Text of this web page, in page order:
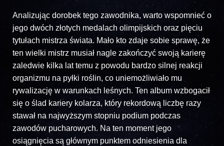
Analizując dorobek tego zawodnika, warto wspomnieć o
jego dwóch złotych medalach olimpijskich oraz pięciu
tytułach mistrza świata. Mało kto zdaje sobie sprawę, że
ten wielki mistrz musiał nagle zakończyć swoją karierę
zaledwie kilka lat temu z powodu bardzo silnej reakcji
organizmu na pyłki roślin, co uniemożliwiało mu
rywalizację w warunkach leśnych. Ten album wzbogacił
się o ślad kariery kolarza, który rekordową liczbę razy
stawał na najwyższym stopniu podium podczas
zawodów pucharowych. Na ten moment jego
osiągnięcia są głównym punktem odniesienia dla